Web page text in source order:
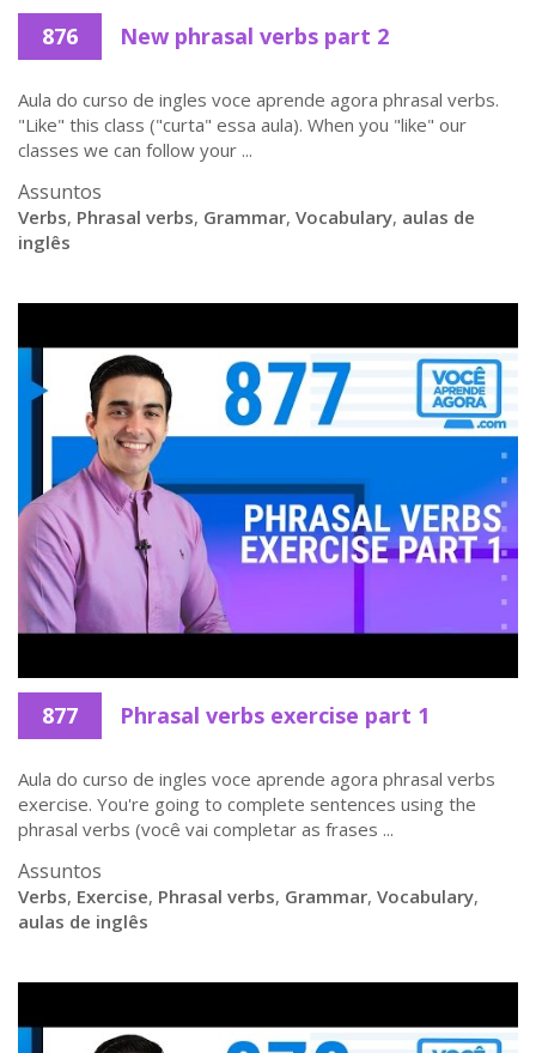
876 New phrasal verbs part 2
Aula do curso de ingles voce aprende agora phrasal verbs.
"Like" this class ("curta" essa aula). When you "like" our
classes we can follow your ...
Assuntos
Verbs, Phrasal verbs, Grammar, Vocabulary, aulas de
inglês
877 Phrasal verbs exercise part 1
Aula do curso de ingles voce aprende agora phrasal verbs
exercise. You're going to complete sentences using the
phrasal verbs (você vai completar as frases ...
Assuntos
Verbs, Exercise, Phrasal verbs, Grammar, Vocabulary,
aulas de inglês